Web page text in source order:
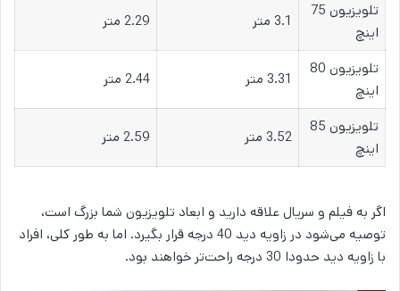
تلویزیون 75
اینچ
3.1 متر 2.29 متر
تلویزیون 80
اینچ
3.31 متر 2.44 متر
تلویزیون 85
اینچ
3.52 متر 2.59 متر
اگر به فیلم و سریال علاقه دارید و ابعاد تلویزیون شما بزرگ است،
توصیه می‌شود در زاویه دید 40 درجه قرار بگیرد. اما به طور کلی، افراد
با زاویه دید حدودا 30 درجه راحت‌تر خواهند بود.